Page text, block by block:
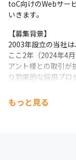
toC向けのWebサー
いきます。
【募集背景】
2003年設立の当社
ここ2年（2024年4
アント様との取引が
り効果的な採用プ
囲気を支えるべく、
キヤノンマーケティ
もっと見る